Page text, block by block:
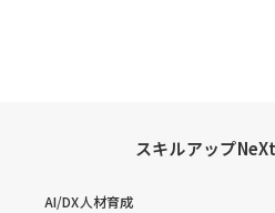
スキルアップ
AI/DX人材育成